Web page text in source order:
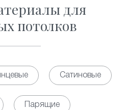
для
потолков
Сатиновые
Парящие